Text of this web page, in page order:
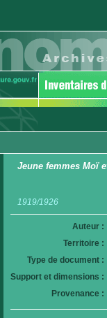
Jeune femmes Moï
1919/1926
Auteur :
Territoire :
Type de document :
Support et dimensions :
Provenance :